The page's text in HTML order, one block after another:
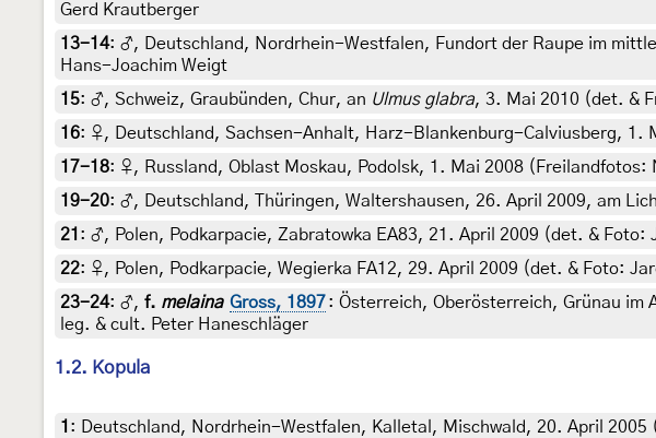
Gerd Krautberger
13-14: ♂, Deutschland, Nordrhein-Westfalen, Fundort der Raupe im
Hans-Joachim Weigt
15: ♂, Schweiz, Graubünden, Chur, an Ulmus glabra, 3. Mai 2010 (det. &
16: ♀, Deutschland, Sachsen-Anhalt, Harz-Blankenburg-Calviusberg, 1.
17-18: ♀, Russland, Oblast Moskau, Podolsk, 1. Mai 2008 (Freilandfotos:
19-20: ♂, Deutschland, Thüringen, Waltershausen, 26. April 2009, am
21 : ♂, Polen, Podkarpacie, Zabratowka EA83, 21. April 2009 (det. & Foto:
22: ♀, Polen, Podkarpacie, Wegierka FA12, 29. April 2009 (det. & Foto:
23-24: ♂, f. melaina Gross, 1897: Österreich, Oberösterreich, Grünau im
leg. & cult. Peter Haneschläger
1.2. Kopula
1 : Deutschland, Nordrhein-Westfalen, Kalletal, Mischwald, 20. April